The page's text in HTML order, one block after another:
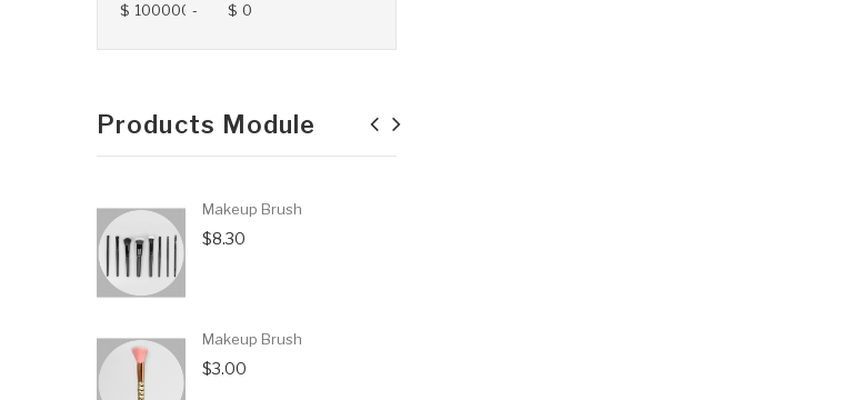
$ - $
Products Module
Makeup Brush
$8.30
Makeup Brush
$3.00